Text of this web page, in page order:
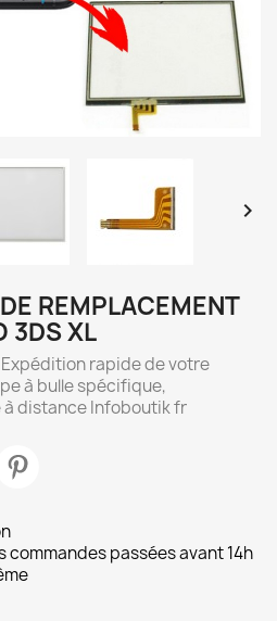

REMPLACEMENT
3DS XL
rapide de votre
à bulle spécifique,
à distance Infoboutik fr
commandes passées avant 14h